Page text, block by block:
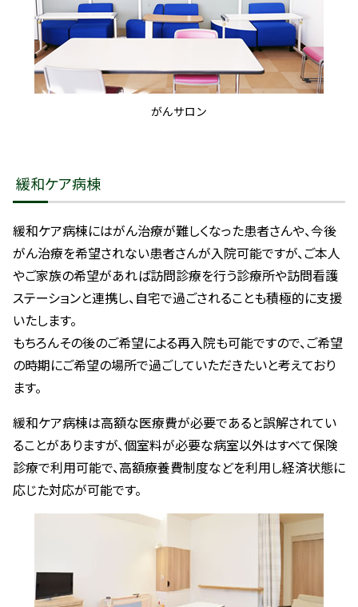
がんサロン
緩和ケア病棟
緩和ケア病棟にはがん治療が難しくなった患者さんや、今後
がん治療を希望されない患者さんが入院可能ですが、ご本人
やご家族の希望があれば訪問診療を行う診療所や訪問看護
ステーションと連携し、自宅で過ごされることも積極的に支援
いたします。
もちろんその後のご希望による再入院も可能ですので、ご希望
の時期にご希望の場所で過ごしていただきたいと考えており
ます。
緩和ケア病棟は高額な医療費が必要であると誤解されてい
ることがありますが、個室料が必要な病室以外はすべて保険
診療で利用可能で、高額療養費制度などを利用し経済状態に
応じた対応が可能です。